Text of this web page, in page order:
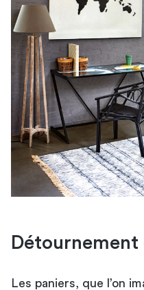
Détournement
Les paniers, que l’on